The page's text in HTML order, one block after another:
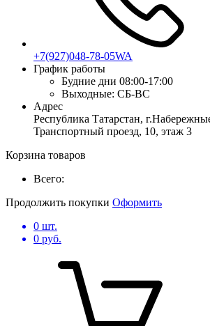
+7(927)048-78-05WA
График работы
Будние дни 08:00-17:00
Выходные: СБ-ВС
Адрес
Республика Татарстан,
Транспортный проезд, 10, этаж 3
Корзина товаров
Всего:
Продолжить покупки Оформить
0 шт.
0 руб.